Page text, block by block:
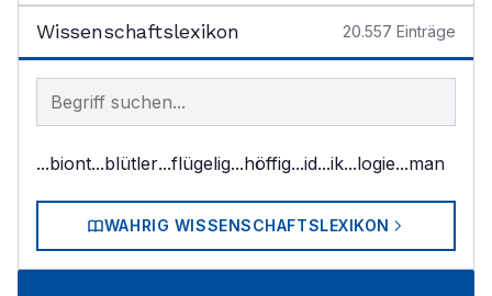
Wissenschaftslexikon 20.557 Einträge
Begriff im Lexikon suchen
...biont...blütler...flügelig...höffig...id...ik...logie...man
WAHRIG WISSENSCHAFTSLEXIKON